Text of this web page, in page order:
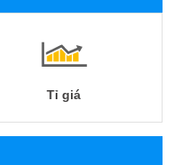
Tỉ giá